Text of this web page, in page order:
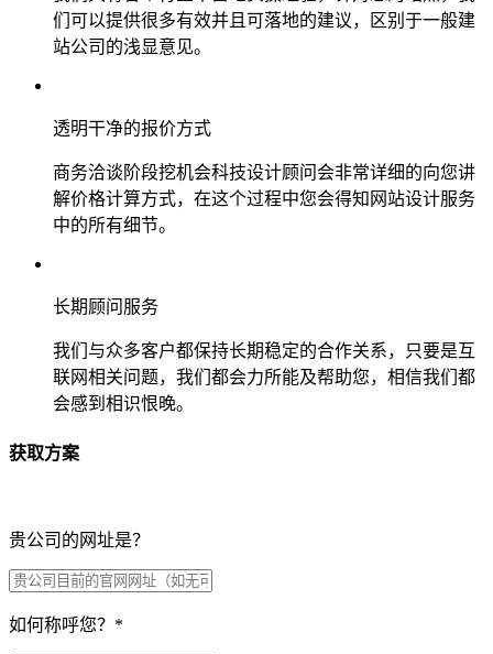
们可以提供很多有效并且可落地的建议，区别于一般建
站公司的浅显意见。
透明干净的报价方式
商务洽谈阶段挖机会科技设计顾问会非常详细的向您讲
解价格计算方式，在这个过程中您会得知网站设计服务
中的所有细节。
长期顾问服务
我们与众多客户都保持长期稳定的合作关系，只要是互
联网相关问题，我们都会力所能及帮助您，相信我们都
会感到相识恨晚。
获取方案
贵公司的网址是？
如何称呼您？ *